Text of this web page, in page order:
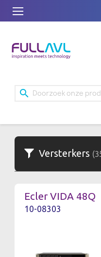
search
Versterkers
Ecler VIDA 48Q
10-08303